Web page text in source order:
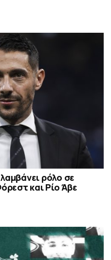
ρόλο σε
και Ρίο Άβε